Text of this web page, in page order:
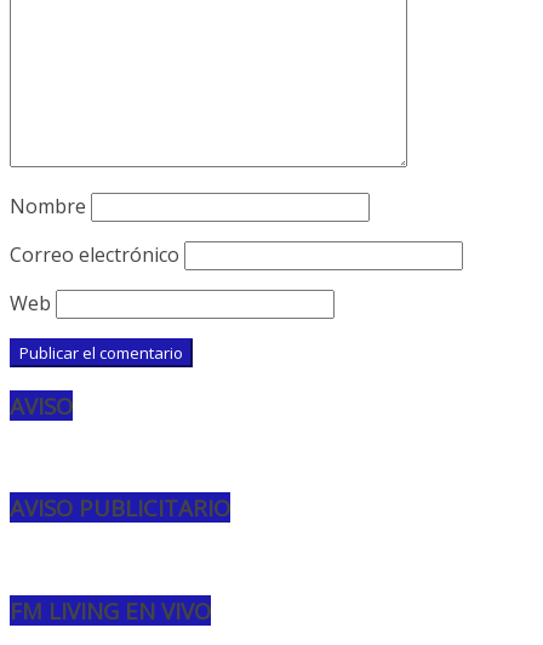
Nombre
Correo electrónico
Web
AVISO
AVISO PUBLICITARIO
FM LIVING EN VIVO